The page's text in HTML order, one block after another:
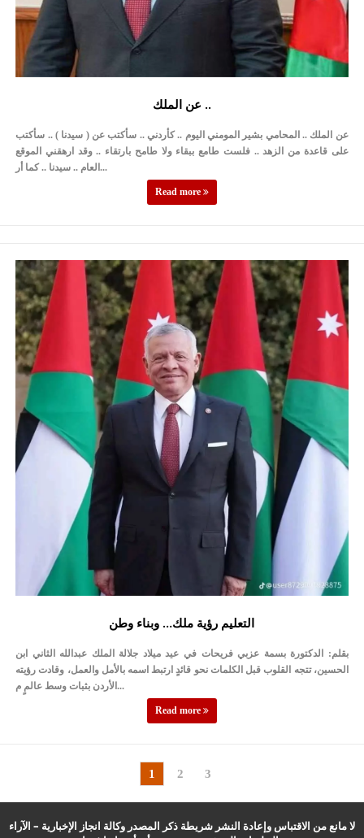
عن الملك ..
عن الملك .. المحامي بشير المومني اليوم .. كأردني .. سأكتب عن ( سيدنا ) .. سأكتب
على قاعدة من الزهد .. فلست طامع ببقاء ولا طامح بارتقاء .. وقد ارهقني الموقع
العام .. سيدنا .. كما أر...
Read more
التعليم رؤية ملك… وبناء وطن
بقلم: الدكتورة بسمة عزبي فريحات في عيد ميلاد جلالة الملك عبدالله الثاني ابن
الحسين، تتجه القلوب قبل الكلمات نحو قائدٍ ارتبط اسمه بالأمل والعمل، وقادت رؤيته
الأردن بثبات وسط عالمٍ م...
Read more
1 2 3
لا مانع من الاقتباس وإعادة النشر شريطة ذكر المصدر وكالة انجاز الإخبارية – الآراء